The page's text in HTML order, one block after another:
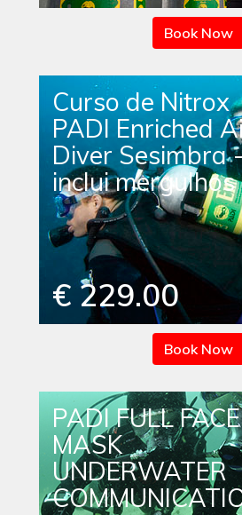
Book Now
Curso de Nitrox
PADI Enriched
Diver Sesimbra
inclui mergulhos
€ 229.00
Book Now
PADI FULL FACE
MASK
UNDERWATER